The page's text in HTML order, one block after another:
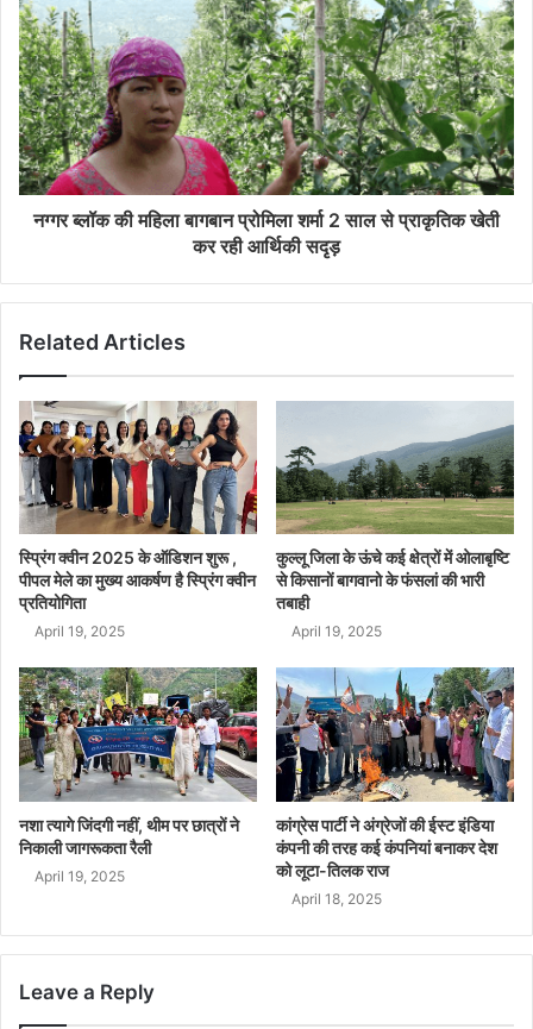
नग्गर ब्लॉक की महिला बागबान प्रोमिला शर्मा 2 साल से प्राकृतिक खेती
कर रही आर्थिकी सदृड़
Related Articles
स्प्रिंग क्वीन 2025 के ऑडिशन शुरू ,
पीपल मेले का मुख्य आकर्षण है स्प्रिंग क्वीन
प्रतियोगिता
April 19, 2025
कुल्लू जिला के ऊंचे कई क्षेत्रों में ओलाबृष्टि
से किसानों बागवानो के फंसलां की भारी
तबाही
April 19, 2025
नशा त्यागे जिंदगी नहीं, थीम पर छात्रों ने
निकाली जागरूकता रैली
April 19, 2025
कांग्रेस पार्टी ने अंग्रेजों की ईस्ट इंडिया
कंपनी की तरह कई कंपनियां बनाकर देश
को लूटा-तिलक राज
April 18, 2025
Leave a Reply